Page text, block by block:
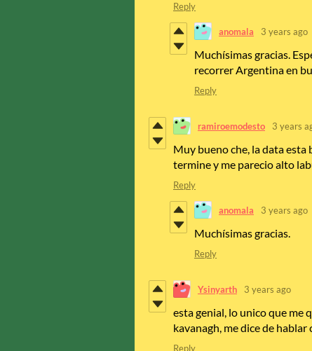
Reply
anomala 3 years ago
Muchísimas gracias.
recorrer Argentina en
Reply
ramiroemodesto 3 years
Muy bueno che, la data esta
termine y me parecio alto
Reply
anomala 3 years ago
Muchísimas gracias.
Reply
Ysinyarth 3 years ago
esta genial, lo unico que me
kavanagh, me dice de
Reply